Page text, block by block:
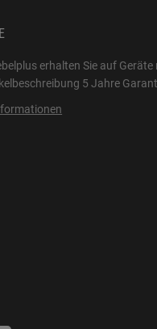
erhalten Sie auf Geräte
5 Jahre